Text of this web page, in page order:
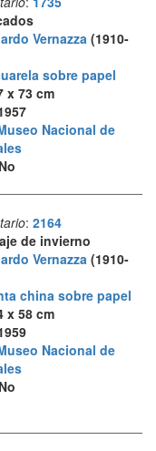
Vernazza(1910-
sobre papel
x 73 cm
Nacional de
No
: 2164
de invierno
Vernazza(1910-
china sobre papel
x 58 cm
Nacional de
No